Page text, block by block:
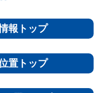
報トップ
置トップ